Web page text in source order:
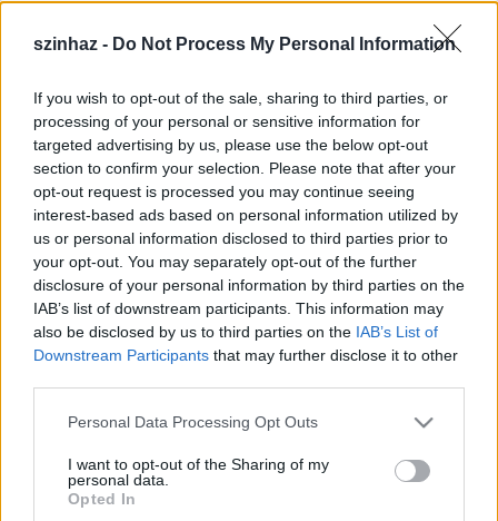
szinhaz - Do Not Process My Personal Information
If you wish to opt-out of the sale, sharing to third parties, or
processing of your personal or sensitive information for
targeted advertising by us, please use the below opt-out
section to confirm your selection. Please note that after your
opt-out request is processed you may continue seeing
interest-based ads based on personal information utilized by
us or personal information disclosed to third parties prior to
your opt-out. You may separately opt-out of the further
disclosure of your personal information by third parties on the
IAB’s list of downstream participants. This information may
also be disclosed by us to third parties on the IAB’s List of
Downstream Participants that may further disclose it to other
Please note that this website/app uses one or more Google
not limited to your visit or usage behaviour. You may click to
grant or deny consent to Google and its third-party tags to
use your data for below specified purposes in below Google
Personal Data Processing Opt Outs
I want to opt-out of the Sharing of my
personal data.
Opted In
Várunk, hívunk és intünk mindenkit, akiben a
hozzánk, akár lépett már ilyes deszkákra korábban,
akár nem. Honlapunk alapján bátrak és